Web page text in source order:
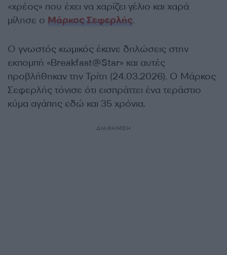
«χρέος» που έχει να χαρίζει γέλιο και χαρά
μίλησε ο Μάρκος Σεφερλής.
Ο γνωστός κωμικός έκανε δηλώσεις στην
εκπομπή «Breakfast@Star» και αυτές
προβλήθηκαν την Τρίτη (24.03.2026). Ο Μάρκος
Σεφερλής τόνισε ότι εισπράττει ένα τεράστιο
κύμα αγάπης εδώ και 35 χρόνια.
ΔΙΑΦΗΜΙΣΗ